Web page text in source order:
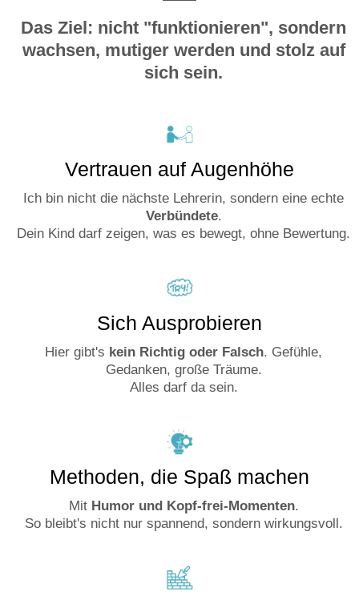
Das Ziel: nicht "funktionieren", sondern
wachsen, mutiger werden und stolz auf
sich sein.
Vertrauen auf Augenhöhe
Ich bin nicht die nächste Lehrerin, sondern eine echte
Verbündete.
Dein Kind darf zeigen, was es bewegt, ohne Bewertung.
Sich Ausprobieren
Hier gibt's kein Richtig oder Falsch. Gefühle,
Gedanken, große Träume.
Alles darf da sein.
Methoden, die Spaß machen
Mit Humor und Kopf-frei-Momenten.
So bleibt's nicht nur spannend, sondern wirkungsvoll.